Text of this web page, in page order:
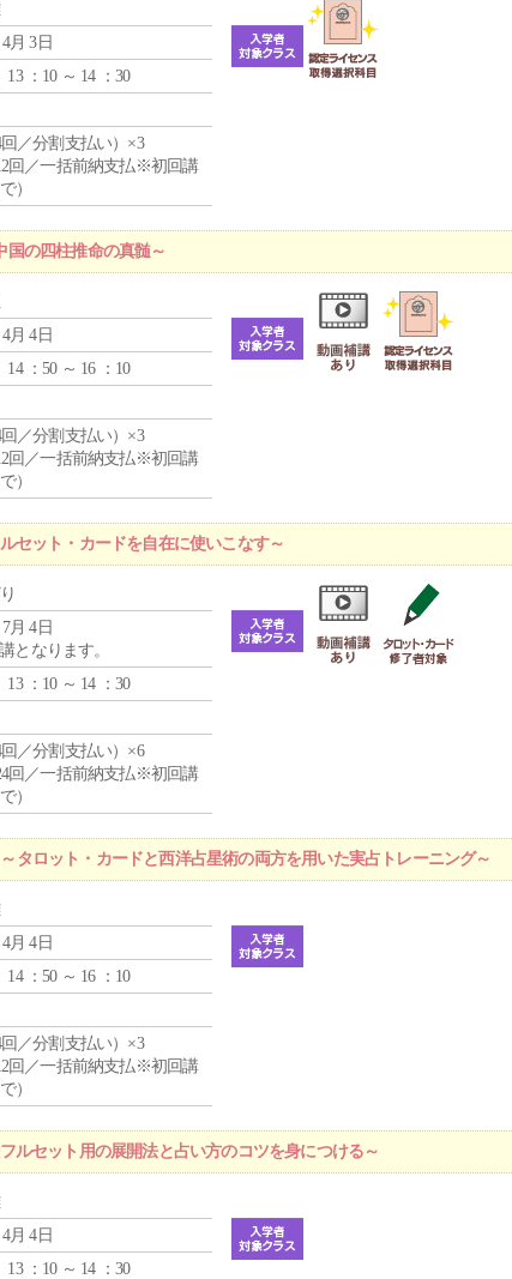
月 3日
13 ：10 ～ 14 ：30
回／分割支払い）×3
回／一括前納支払※初回講
）
の四柱推命の真髄～
月 4日
14 ：50 ～ 16 ：10
回／分割支払い）×3
回／一括前納支払※初回講
）
ット・カードを自在に使いこなす～
月 4日
となります。
13 ：10 ～ 14 ：30
回／分割支払い）×6
回／一括前納支払※初回講
）
ロット・カードと西洋占星術の両方を用いた実占トレーニング～
月 4日
14 ：50 ～ 16 ：10
回／分割支払い）×3
回／一括前納支払※初回講
）
セット用の展開法と占い方のコツを身につける～
月 4日
13 ：10 ～ 14 ：30